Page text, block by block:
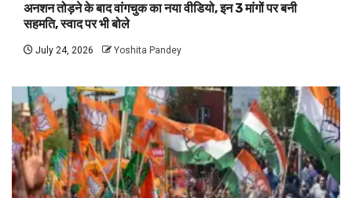
अनशन तोड़ने के बाद वांगचुक का नया वीडियो, इन 3 मांगों पर बनी
सहमति, स्वाद पर भी बोले
July 24, 2026 Yoshita Pandey